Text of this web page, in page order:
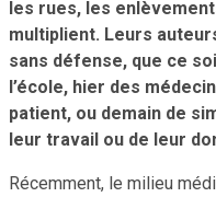
les rues, les
multiplient. Leurs
sans défense, que ce
l’école, hier des
patient, ou demain de
leur travail ou de leur
Récemment, le milieu